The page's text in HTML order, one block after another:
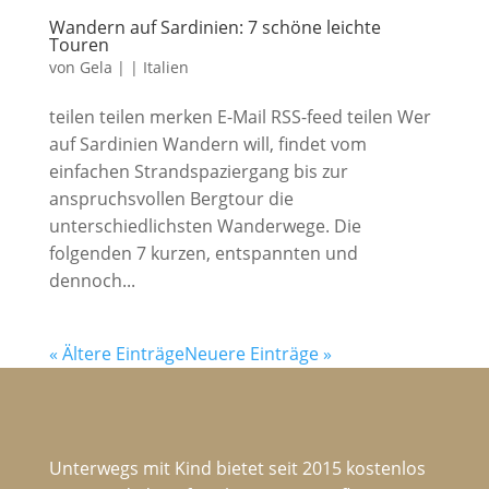
Wandern auf Sardinien: 7 schöne leichte
Touren
von Gela | | Italien
teilen teilen merken E-Mail RSS-feed teilen Wer
auf Sardinien Wandern will, findet vom
einfachen Strandspaziergang bis zur
anspruchsvollen Bergtour die
unterschiedlichsten Wanderwege. Die
folgenden 7 kurzen, entspannten und
dennoch...
« Ältere EinträgeNeuere Einträge »
Unterwegs mit Kind bietet seit 2015 kostenlos